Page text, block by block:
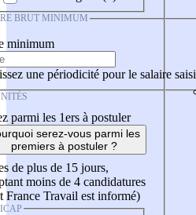
BRUT MINIMUM
minimum
une périodicité pour le salaire saisi
parmi les 1ers à postuler
serez-vous parmi les
premiers à postuler ?
de plus de 15 jours,
moins de 4 candidatures
France Travail est informé)